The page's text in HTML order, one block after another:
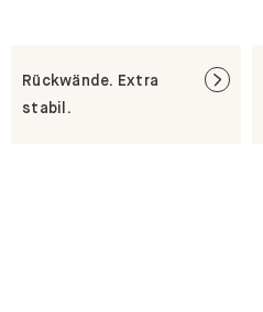
Rückwände. Extra
stabil.